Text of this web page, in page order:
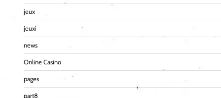
jeux
jeuxi
news
Online Casino
pages
part8